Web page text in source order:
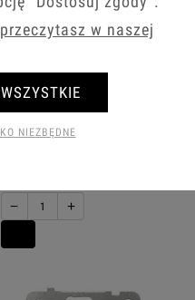
Sonata Czarny Metalik Łącznik
Hotelowy Z Podświetleniem
Pomarańczowym Łp-15Rs/M/33
− +
w naszej
NIEZBĘDNE